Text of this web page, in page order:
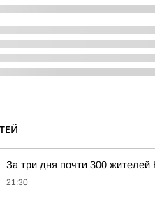
За три дня почти 300
21:30